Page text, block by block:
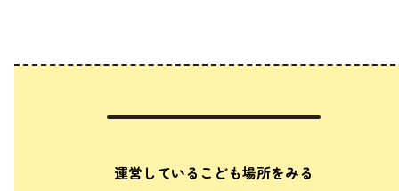
運営しているこども場所をみる